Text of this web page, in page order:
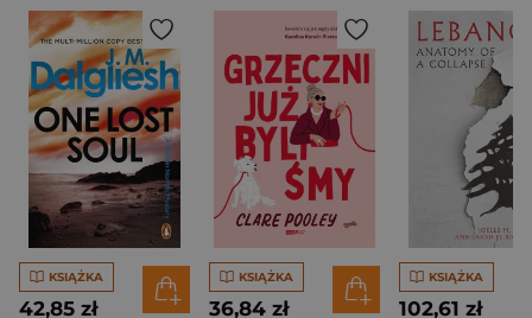
KSIĄŻKA
42,85 zł
KSIĄŻKA
36,84 zł
KSIĄŻKA
102,61 zł